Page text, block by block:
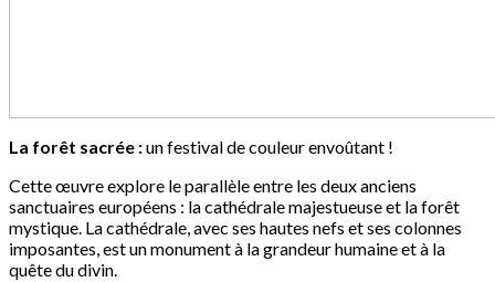
La forêt sacrée :un festival de couleur envoûtant !
Cette œuvre explore le parallèle entre les deux anciens
sanctuaires européens : la cathédrale majestueuse et la forêt
mystique. La cathédrale, avec ses hautes nefs et ses colonnes
imposantes, est un monument à la grandeur humaine et à la
quête du divin.